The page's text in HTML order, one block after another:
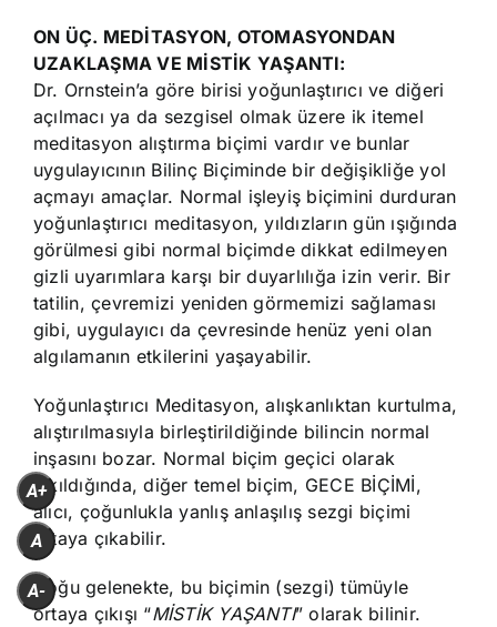
ON ÜÇ. MEDİTASYON, OTOMASYONDAN
UZAKLAŞMA VE MİSTİK YAŞANTI:
Dr. Ornstein’a göre birisi yoğunlaştırıcı ve diğeri
açılmacı ya da sezgisel olmak üzere ik itemel
meditasyon alıştırma biçimi vardır ve bunlar
uygulayıcının Bilinç Biçiminde bir değişikliğe yol
açmayı amaçlar. Normal işleyiş biçimini durduran
yoğunlaştırıcı meditasyon, yıldızların gün ışığında
görülmesi gibi normal biçimde dikkat edilmeyen
gizli uyarımlara karşı bir duyarlılığa izin verir. Bir
tatilin, çevremizi yeniden görmemizi sağlaması
gibi, uygulayıcı da çevresinde henüz yeni olan
algılamanın etkilerini yaşayabilir.
Yoğunlaştırıcı Meditasyon, alışkanlıktan kurtulma,
alıştırılmasıyla birleştirildiğinde bilincin normal
inşasını bozar. Normal biçim geçici olarak
yıkıldığında, diğer temel biçim, GECE BİÇİMİ,
alıcı, çoğunlukla yanlış anlaşılış sezgi biçimi
ortaya çıkabilir.
Çoğu gelenekte, bu biçimin (sezgi) tümüyle
ortaya çıkışı “MİSTİK YAŞANTI” olarak bilinir.
A+
A
A-